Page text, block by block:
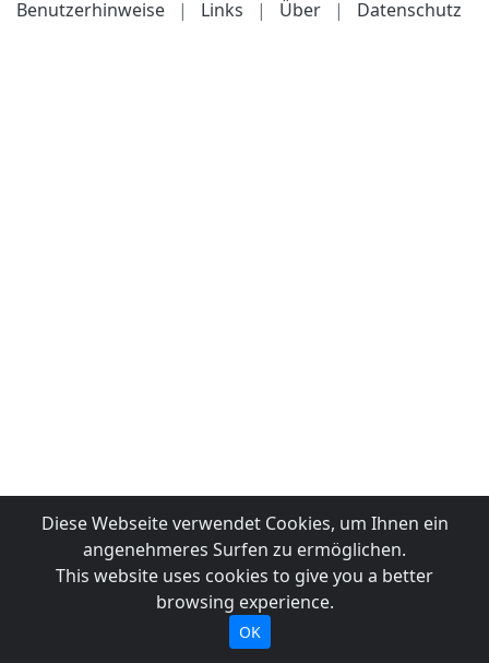
Benutzerhinweise
| Links | Über | Datenschutz
Diese Webseite verwendet Cookies, um Ihnen ein
angenehmeres Surfen zu ermöglichen.
This website uses cookies to give you a better
browsing experience.
OK